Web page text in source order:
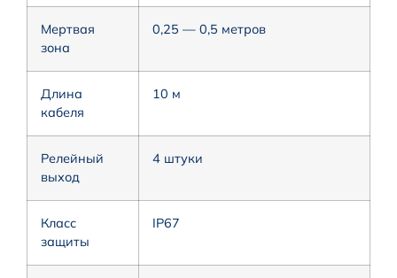
Мертвая
зона
0,25 — 0,5 метров
Длина
кабеля
10 м
Релейный
выход
4 штуки
Класс
защиты
IP67